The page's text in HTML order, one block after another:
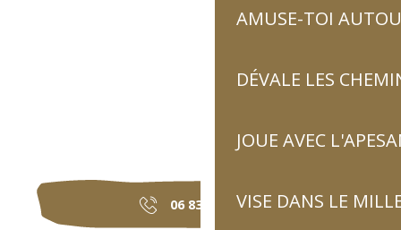
AMUSE-TOI
DÉVALE LES
JOUE AVEC
VISE DANS LE
06 83 23 56▒▒